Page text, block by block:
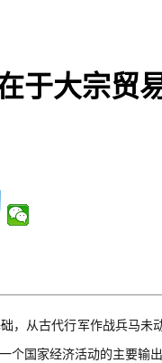
于大宗贸
， 从古代行军作战兵马未
个国家经济活动的主要输出